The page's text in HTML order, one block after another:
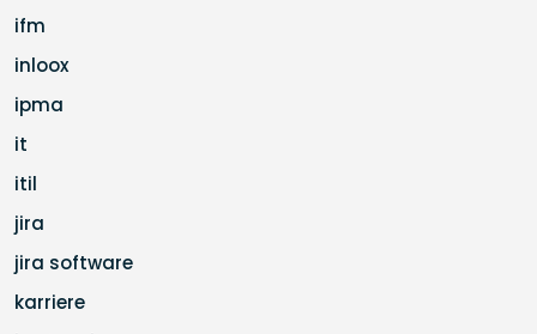
ifm
inloox
ipma
it
itil
jira
jira software
karriere